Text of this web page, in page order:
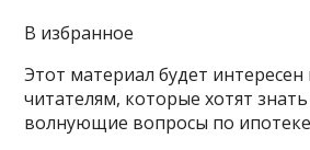
В избранное
Этот материал будет
читателям, которые хотят
волнующие вопросы по ипотеке